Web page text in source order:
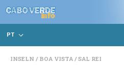
PT
INSELN BOA VISTA SAL REI